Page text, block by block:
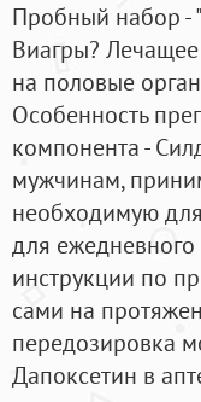
Пробный набор -
Виагры?
на половые
Особенность
компонента -
мужчинам,
необходимую
для
инструкции по
сами на
передозировка
Дапоксетин в